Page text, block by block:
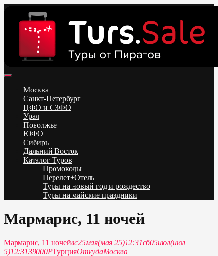
content
Низкие цены на путевки 3-7-10 ночей все включено, отдых на
море. Распродажа экскурсионных и горнолыжных туров.
Обновление каждый день. Официальный сайт Тур Сейл
Москва
Санкт-Петербург
ЦФО и СЗФО
Урал
Поволжье
ЮФО
Сибирь
Дальний Восток
Каталог Туров
Промокоды
Перелет+Отель
Туры на новый год и рождество
Туры на майские праздники
Мармарис, 11 ночей
Мармарис, 11 ночейвс25мая(мая 25)12:31сб05июл(июл
5)12:3139000PТурцияОткудаМосква